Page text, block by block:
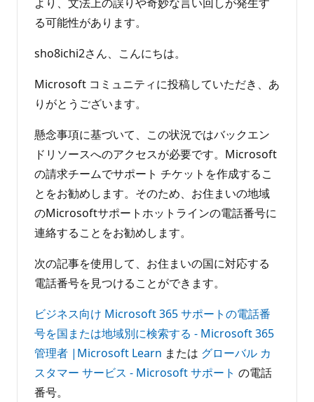
る可能性があります。
sho8ichi2さん、こんにちは。
Microsoft コミュニティに投稿していただき、あ
りがとうございます。
懸念事項に基づいて、この状況ではバックエン
ドリソースへのアクセスが必要です。Microsoft
の請求チームでサポート チケットを作成するこ
とをお勧めします。そのため、お住まいの地域
のMicrosoftサポートホットラインの電話番号に
連絡することをお勧めします。
次の記事を使用して、お住まいの国に対応する
電話番号を見つけることができます。
ビジネス向け Microsoft 365 サポートの電話番
号を国または地域別に検索する - Microsoft 365
管理者 |Microsoft Learn または グローバル カ
スタマー サービス - Microsoft サポート の電話
番号。